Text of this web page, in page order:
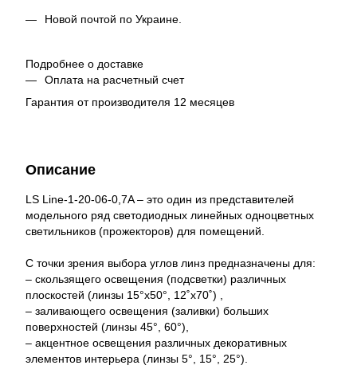
Новой почтой по Украине.
Подробнее о доставке
Оплата на расчетный счет
Гарантия от производителя 12 месяцев
Описание
LS Line-1-20-06-0,7A – это один из представителей
модельного ряд светодиодных линейных одноцветных
светильников (прожекторов) для помещений.
С точки зрения выбора углов линз предназначены для:
– скользящего освещения (подсветки) различных
плоскостей (линзы 15°x50°, 12˚x70˚) ,
– заливающего освещения (заливки) больших
поверхностей (линзы 45°, 60°),
– акцентное освещения различных декоративных
элементов интерьера (линзы 5°, 15°, 25°).